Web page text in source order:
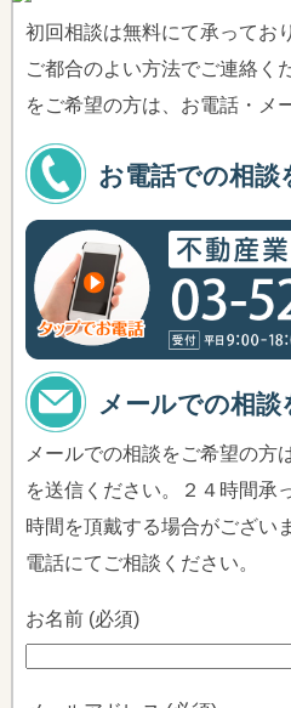
初回相談は無料にて承ってお
ご都合のよい方法でご連絡く
をご希望の方は、お電話・メ
お電話での相談
メールでの相談
メールでの相談をご希望の方
を送信ください。２４時間承
時間を頂戴する場合がござい
電話にてご相談ください。
お名前 (必須)